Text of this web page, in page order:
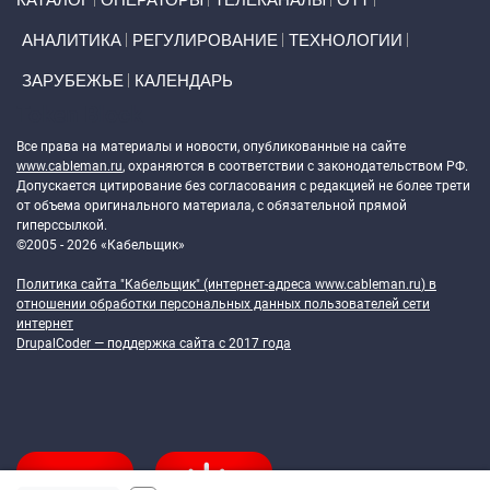
АНАЛИТИКА РЕГУЛИРОВАНИЕ ТЕХНОЛОГИИ
ЗАРУБЕЖЬЕ КАЛЕНДАРЬ
Все права на материалы и новости, опубликованные на сайте
www.cableman.ru, охраняются в соответствии с законодательством РФ.
Допускается цитирование без согласования с редакцией не более трети
от объема оригинального материала, с обязательной прямой
гиперссылкой.
©2005 - 2026 «Кабельщик»
Политика сайта "Кабельщик" (интернет-адреса www.cableman.ru) в
отношении обработки персональных данных пользователей сети
интернет
DrupalCoder — поддержка сайта c 2017 года